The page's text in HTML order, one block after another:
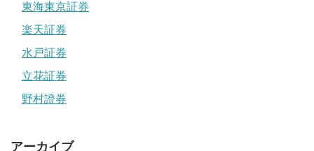
東海東京証券
楽天証券
水戸証券
立花証券
野村證券
アーカイブ